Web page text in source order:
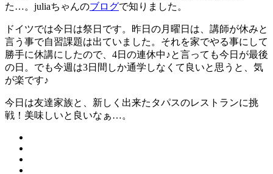
た…。juliaちゃんのブログで知りました。
ドイツでは今日は祭日です。昨日の月曜日は、講師が休みと
言う事で自習課題は出ていました。それを家でやる事にして
勝手に休講にしたので、4日の連休中♪と言っても今日が最後
の日。でも今週は3日間しか通学しなくて良いと思うと、気
が楽です♪
今日は友達家族と、新しく出来たタパスのレストランに挑
戦！美味しいと良いなぁ…。